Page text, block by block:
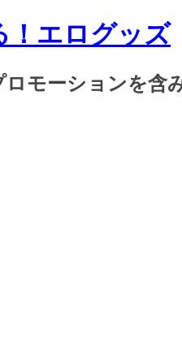
！エログッズ
モーションを含